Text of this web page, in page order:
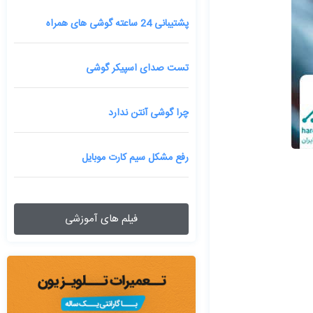
پشتیبانی 24 ساعته گوشی های همراه
تست صدای اسپیکر گوشی
چرا گوشی آنتن ندارد
رفع مشکل سیم کارت موبایل
فیلم های آموزشی